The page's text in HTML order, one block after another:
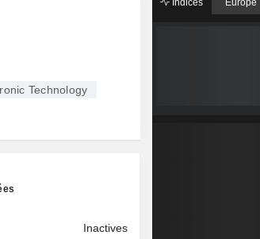
Technology
Inactives
Indices Europe